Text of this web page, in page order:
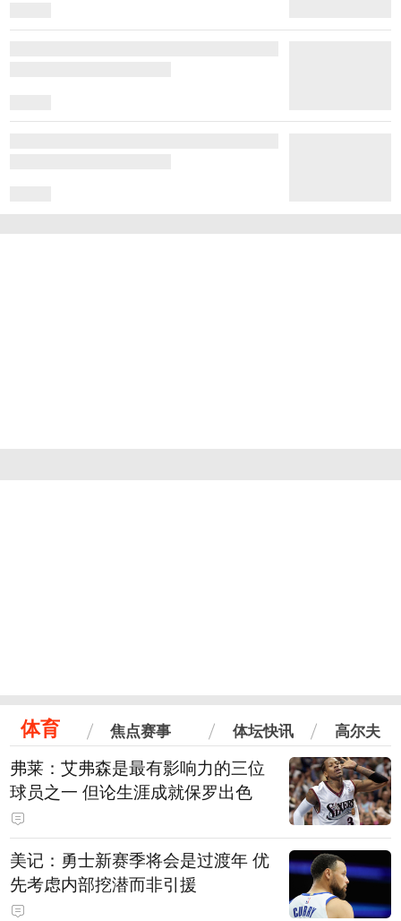
体育 焦点赛事 体坛快讯 高尔夫
弗莱：艾弗森是最有影响力的三位
球员之一 但论生涯成就保罗出色
美记：勇士新赛季将会是过渡年 优
先考虑内部挖潜而非引援